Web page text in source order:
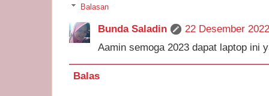
Balasan
Bunda Saladin
22 Desember
Aamin semoga 2023 dapat laptop ini
Balas